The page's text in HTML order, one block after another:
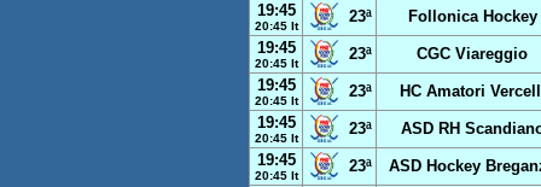
19:45
20:45 It
23ª
Follonica Hockey
19:45
20:45 It
23ª
CGC Viareggio
19:45
20:45 It
23ª
HC Amatori
19:45
20:45 It
23ª
ASD RH
19:45
20:45 It
23ª
ASD Hockey